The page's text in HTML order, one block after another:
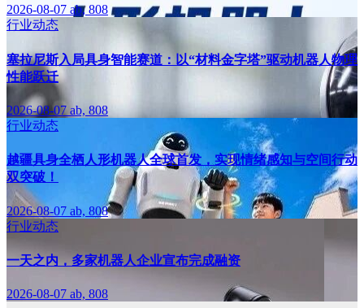
2026-08-07 ab, 808
行业动态
塞拉尼斯入局具身智能赛道：以“材料金字塔”驱动机器人物理
性能跃迁
2026-08-07 ab, 808
行业动态
越疆具身全栖人形机器人全球首发，实现情绪感知与空间行动
双突破！
2026-08-07 ab, 808
行业动态
一天之内，多家机器人企业宣布完成融资
2026-08-07 ab, 808